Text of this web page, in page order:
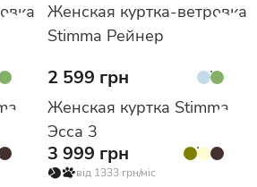
Женская куртка-ветровка
Stimma Рейнер
2 599 грн
Женская куртка Stimma
Эсса 3
3 999 грн
від 1333 грн/міс